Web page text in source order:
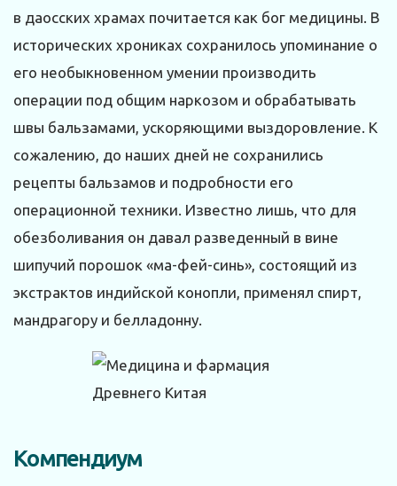
в даосских храмах почитается как бог медицины. В
исторических хрониках сохранилось упоминание о
его необыкновенном умении производить
операции под общим наркозом и обрабатывать
швы бальзамами, ускоряющими выздоровление. К
сожалению, до наших дней не сохранились
рецепты бальзамов и подробности его
операционной техники. Известно лишь, что для
обезболивания он давал разведенный в вине
шипучий порошок «ма-фей-синь», состоящий из
экстрактов индийской конопли, применял спирт,
мандрагору и белладонну.
Компендиум